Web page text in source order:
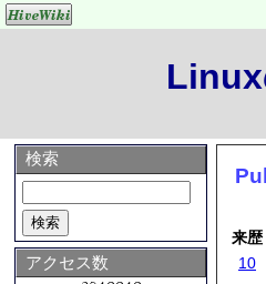
Linux
来歴
10
検索
アクセス数